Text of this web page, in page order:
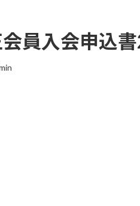
員入会申込